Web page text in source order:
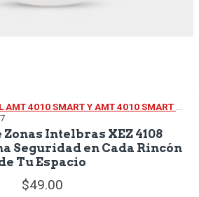
Intelbras XEZ 4108
Seguridad en Cada Rincón
Tu Espacio
49.00